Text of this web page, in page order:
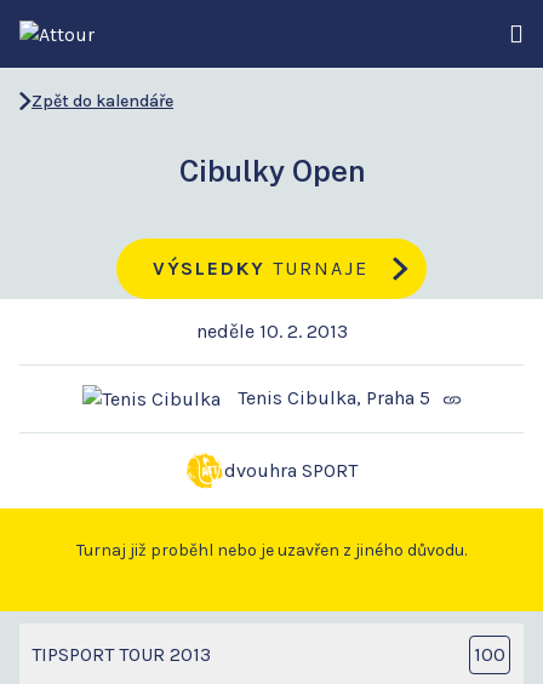
Zpět do kalendáře
Cibulky Open
VÝSLEDKY TURNAJE
neděle 10. 2. 2013
Tenis Cibulka, Praha 5
dvouhra SPORT
Turnaj již proběhl nebo je uzavřen z jiného důvodu.
TIPSPORT TOUR 2013 100